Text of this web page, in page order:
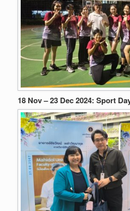
18 Nov – 23 Dec 2024: Sport